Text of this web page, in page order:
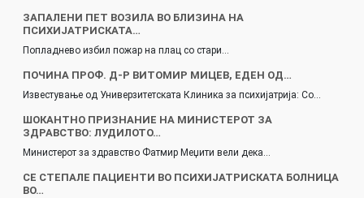
ЗАПАЛЕНИ ПЕТ ВОЗИЛА ВО БЛИЗИНА НА
ПСИХИЈАТРИСКАТА…
Попладнево избил пожар на плац со стари…
ПОЧИНА ПРОФ. Д-Р ВИТОМИР МИЦЕВ, ЕДЕН ОД…
Известување од Универзитетската Клиника за психијатрија: Со…
ШОКАНТНО ПРИЗНАНИЕ НА МИНИСТЕРОТ ЗА
ЗДРАВСТВО: ЛУДИЛОТО…
Министерот за здравство Фатмир Меџити вели дека…
СЕ СТЕПАЛЕ ПАЦИЕНТИ ВО ПСИХИЈАТРИСКАТА БОЛНИЦА
ВО…